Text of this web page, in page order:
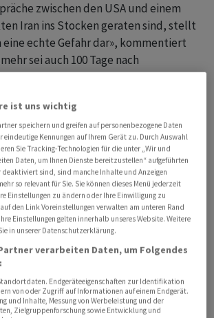
zwischen den USA und einem
Iran ins Stocken geraten sind, stellt
eine echte Gefahr dar», kommentiert
sei auch 100 Tage nach
Friedensabkommen in Sicht, sagt ein
denn auch die Ölpreise wieder
verharren aber noch unter der
Marke von 100 US-Dollar je
bei den Renditen ein Aufwärtsdruck
ebenfalls belasten könnte, so ein
Verlusten erwartet
die Bank Julius Bär den SMI am
Uhr um 1,03 Prozent tiefer bei
Auch für den deutschen Dax oder den
ist uns wichtig
speichern und greifen auf personenbezogene Daten
eindeutige Kennungen auf Ihrem Gerät zu. Durch Auswahl
Sie Tracking-Technologien für die unter „Wir und
Daten, um Ihnen Dienste bereitzustellen“ aufgeführten
deaktiviert sind, sind manche Inhalte und Anzeigen
so relevant für Sie. Sie können dieses Menü jederzeit
Einstellungen zu ändern oder Ihre Einwilligung zu
den Link Voreinstellungen verwalten am unteren Rand
Einstellungen gelten innerhalb unseres Website. Weitere
in unserer Datenschutzerklärung.
verarbeiten Daten, um Folgendes
Endgeräteeigenschaften zur Identifikation
von oder Zugriff auf Informationen auf einem Endgerät.
und Inhalte, Messung von Werbeleistung und der
Zielgruppenforschung sowie Entwicklung und